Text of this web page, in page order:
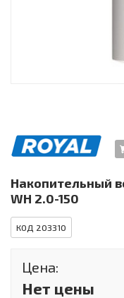
Сантехника
Накопительный
WH 2.0-150
КОД 203310
Цена:
Нет цены